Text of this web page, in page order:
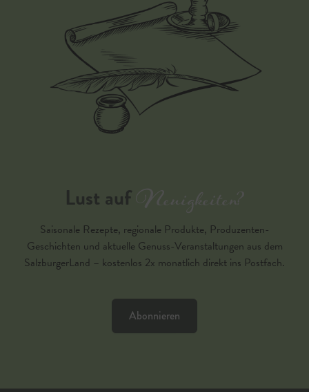
Lust aufNeuigkeiten?
Saisonale Rezepte, regionale Produkte, Produzenten-
Geschichten und aktuelle Genuss-Veranstaltungen aus dem
SalzburgerLand – kostenlos 2x monatlich direkt ins Postfach.
Abonnieren